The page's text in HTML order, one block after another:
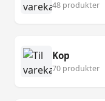
48 produkter
Kop
70 produkter